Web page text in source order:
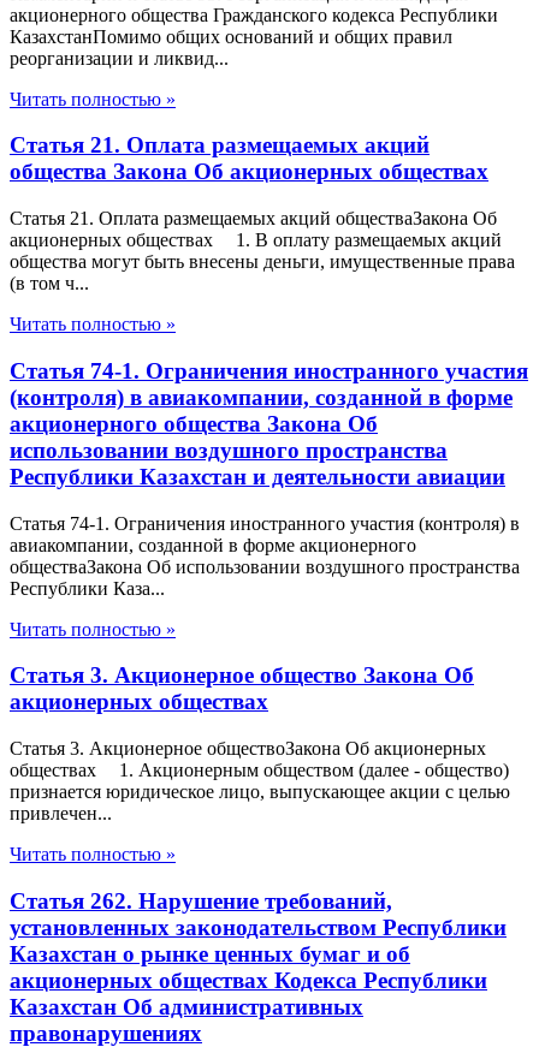
акционерного общества Гражданского кодекса Республики
КазахстанПомимо общих оснований и общих правил
реорганизации и ликвид...
Читать полностью »
Статья 21. Оплата размещаемых акций
общества Закона Об акционерных обществах
Статья 21. Оплата размещаемых акций обществаЗакона Об
акционерных обществах 1. В оплату размещаемых акций
общества могут быть внесены деньги, имущественные права
(в том ч...
Читать полностью »
Статья 74-1. Ограничения иностранного участия
(контроля) в авиакомпании, созданной в форме
акционерного общества Закона Об
использовании воздушного пространства
Республики Казахстан и деятельности авиации
Статья 74-1. Ограничения иностранного участия (контроля) в
авиакомпании, созданной в форме акционерного
обществаЗакона Об использовании воздушного пространства
Республики Каза...
Читать полностью »
Статья 3. Акционерное общество Закона Об
акционерных обществах
Статья 3. Акционерное обществоЗакона Об акционерных
обществах 1. Акционерным обществом (далее - общество)
признается юридическое лицо, выпускающее акции с целью
привлечен...
Читать полностью »
Статья 262. Нарушение требований,
установленных законодательством Республики
Казахстан о рынке ценных бумаг и об
акционерных обществах Кодекса Республики
Казахстан Об административных
правонарушениях